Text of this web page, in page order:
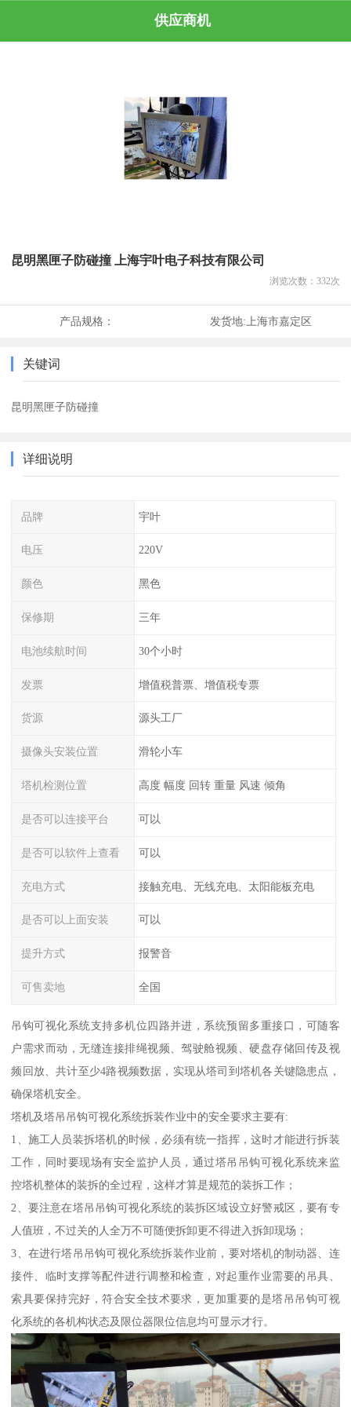
供应商机
昆明黑匣子防碰撞 上海宇叶电子科技有限公司
浏览次数： 332次
产品规格： 发货地:上海市嘉定区
关键词
昆明黑匣子防碰撞
详细说明
品牌 宇叶
电压 220V
颜色 黑色
保修期 三年
电池续航时间 30个小时
发票 增值税普票、增值税专票
货源 源头工厂
摄像头安装位置 滑轮小车
塔机检测位置 高度 幅度 回转 重量 风速 倾角
是否可以连接平台 可以
是否可以软件上查看 可以
充电方式 接触充电、无线充电、太阳能板充电
是否可以上面安装 可以
提升方式 报警音
可售卖地 全国
吊钩可视化系统支持多机位四路并进，系统预留多重接口，可随客
户需求而动，无缝连接排绳视频、驾驶舱视频、硬盘存储回传及视
频回放、共计至少4路视频数据，实现从塔司到塔机各关键隐患点，
确保塔机安全。
塔机及塔吊吊钩可视化系统拆装作业中的安全要求主要有:
1、施工人员装拆塔机的时候，必须有统一指挥，这时才能进行拆装
工作，同时要现场有安全监护人员，通过塔吊吊钩可视化系统来监
控塔机整体的装拆的全过程，这样才算是规范的装拆工作；
2、要注意在塔吊吊钩可视化系统的装拆区域设立好警戒区，要有专
人值班，不过关的人全万不可随便拆卸更不得进入拆卸现场；
3、在进行塔吊吊钩可视化系统拆装作业前，要对塔机的制动器、连
接件、临时支撑等配件进行调整和检查，对起重作业需要的吊具、
索具要保持完好，符合安全技术要求，更加重要的是塔吊吊钩可视
化系统的各机构状态及限位器限位信息均可显示才行。